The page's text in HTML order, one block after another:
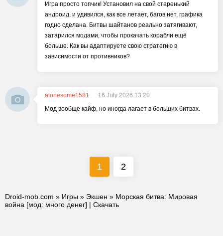
Игра просто топчик! Установил на свой старенький
андроид, и удивился, как все летает, багов нет, графика
годно сделана. Битвы шайтанов реально затягивают,
затарился модами, чтобы прокачать корабли ещё
больше. Как вы адаптируете свою стратегию в
зависимости от противников?
alonesome1581
16 July 2026 13:20
Мод вообще кайф, но иногда лагает в больших битвах.
1 2
Droid-mob.com » Игры » Экшен » Морская битва: Мировая
война [мод: много денег] | Скачать